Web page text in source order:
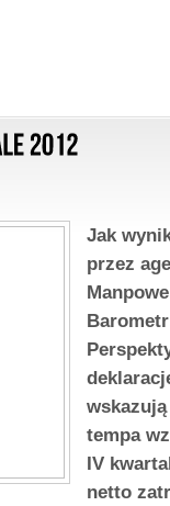
Jak
przez
tempa
IV
netto